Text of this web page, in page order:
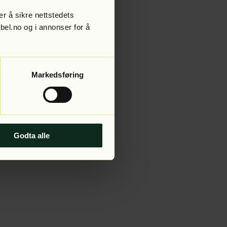
å sikre nettstedets
og i annonser for å
Markedsføring
Godta alle